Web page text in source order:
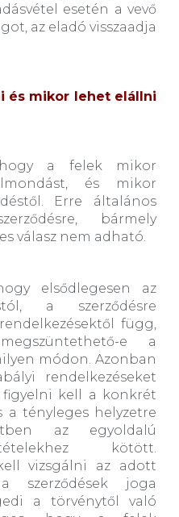
esetén a vevő
az eladó visszaadja
és mikor lehet elállni
a felek mikor
és mikor
Erre általános
bármely
válasz nem adható.
elsődlegesen az
a szerződésre
függ,
e a
módon. Azonban
rendelkezéseket
kell a konkrét
a tényleges helyzetre
az egyoldalú
kötött.
vizsgálni az adott
szerződések joga
a törvénytől való